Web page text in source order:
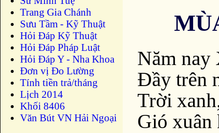
Trang Gia Chánh
Sưu Tầm - Kỹ Thuật
Hỏi Đáp Kỹ Thuật
Hỏi Đáp Pháp Luật
Hỏi Đáp Y - Nha Khoa
Đơn vị Đo Lường
Tính tiền trả/tháng
Lịch 2014
Khối 8406
Văn Bút VN Hải Ngoại
Năm nay
Đầy trên
Trời
Gió xuân